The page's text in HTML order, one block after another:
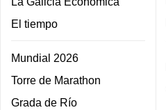
El tiempo
Mundial 2026
Torre de Marathon
Grada de Río